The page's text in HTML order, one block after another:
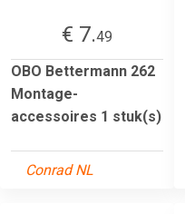
€ 7.49
OBO Bettermann 262
Montage-
accessoires 1 stuk(s)
Conrad NL